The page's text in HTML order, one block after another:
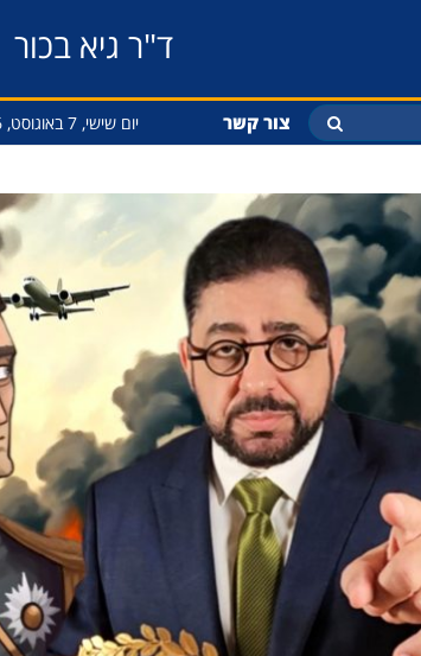
ד"ר גיא בכור
צור קשר יום שישי, 7 באוגוסט, 2026